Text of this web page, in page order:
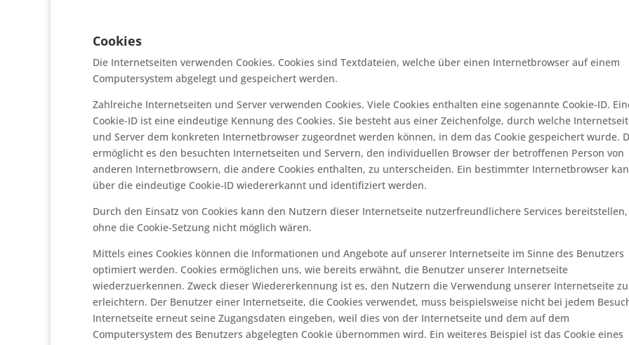
Cookies
Die Internetseiten verwenden Cookies. Cookies sind Textdateien, welche über einen Internetbrowser auf einem
Computersystem abgelegt und gespeichert werden.
Zahlreiche Internetseiten und Server verwenden Cookies. Viele Cookies enthalten eine sogenannte Cookie-ID.
Cookie-ID ist eine eindeutige Kennung des Cookies. Sie besteht aus einer Zeichenfolge, durch welche
und Server dem konkreten Internetbrowser zugeordnet werden können, in dem das Cookie gespeichert wurde.
ermöglicht es den besuchten Internetseiten und Servern, den individuellen Browser der betroffenen Person von
anderen Internetbrowsern, die andere Cookies enthalten, zu unterscheiden. Ein bestimmter Internetbrowser
über die eindeutige Cookie-ID wiedererkannt und identifiziert werden.
Durch den Einsatz von Cookies kann den Nutzern dieser Internetseite nutzerfreundlichere Services
ohne die Cookie-Setzung nicht möglich wären.
Mittels eines Cookies können die Informationen und Angebote auf unserer Internetseite im Sinne des Benutzers
optimiert werden. Cookies ermöglichen uns, wie bereits erwähnt, die Benutzer unserer Internetseite
wiederzuerkennen. Zweck dieser Wiedererkennung ist es, den Nutzern die Verwendung unserer Internetseite zu
erleichtern. Der Benutzer einer Internetseite, die Cookies verwendet, muss beispielsweise nicht bei jedem
Internetseite erneut seine Zugangsdaten eingeben, weil dies von der Internetseite und dem auf dem
Computersystem des Benutzers abgelegten Cookie übernommen wird. Ein weiteres Beispiel ist das Cookie eines